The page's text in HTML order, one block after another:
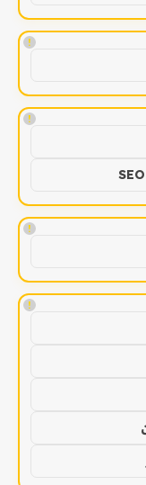
!
!
!
!